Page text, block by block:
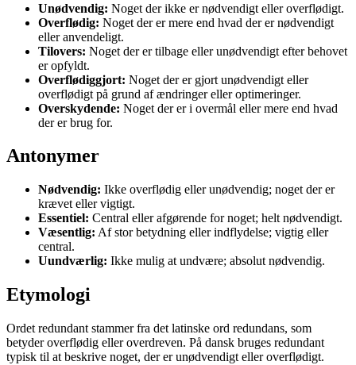
Unødvendig: Noget der ikke er nødvendigt eller overflødigt.
Overflødig: Noget der er mere end hvad der er nødvendigt
eller anvendeligt.
Tilovers: Noget der er tilbage eller unødvendigt efter behovet
er opfyldt.
Overflødiggjort: Noget der er gjort unødvendigt eller
overflødigt på grund af ændringer eller optimeringer.
Overskydende: Noget der er i overmål eller mere end hvad
der er brug for.
Antonymer
Nødvendig: Ikke overflødig eller unødvendig; noget der er
krævet eller vigtigt.
Essentiel: Central eller afgørende for noget; helt nødvendigt.
Væsentlig: Af stor betydning eller indflydelse; vigtig eller
central.
Uundværlig: Ikke mulig at undvære; absolut nødvendig.
Etymologi
Ordet redundant stammer fra det latinske ord redundans, som
betyder overflødig eller overdreven. På dansk bruges redundant
typisk til at beskrive noget, der er unødvendigt eller overflødigt.